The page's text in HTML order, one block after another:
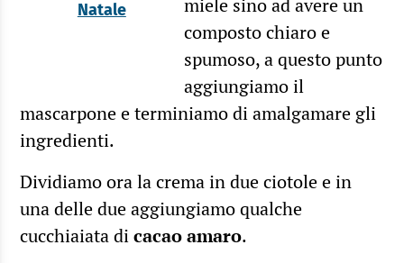
Natale
composto chiaro e
spumoso, a questo punto
aggiungiamo il
mascarpone e terminiamo di amalgamare gli
ingredienti.
Dividiamo ora la crema in due ciotole e in
una delle due aggiungiamo qualche
cucchiaiata dicacao amaro.